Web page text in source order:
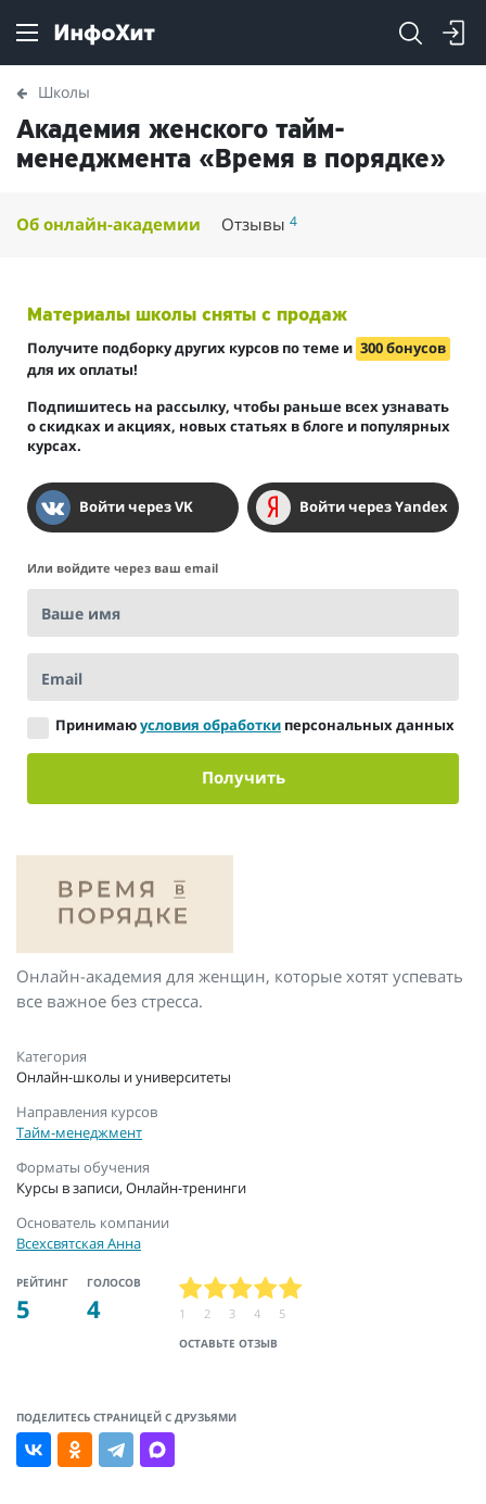
Школы
Академия женского тайм-
менеджмента «Время в порядке»
Об онлайн-академии Отзывы4
Онлайн-академия для женщин, которые хотят успевать
все важное без стресса.
Категория
Онлайн-школы и университеты
Направления курсов
Тайм-менеджмент
Форматы обучения
Курсы в записи, Онлайн-тренинги
Основатель компании
Всехсвятская Анна
РЕЙТИНГ
5
ГОЛОСОВ
4
ОСТАВЬТЕ ОТЗЫВ
1 2 3 4 5
ПОДЕЛИТЕСЬ СТРАНИЦЕЙ С ДРУЗЬЯМИ
Материалы школы сняты с продаж
Получите подборку других курсов по теме и 300 бонусов
для их оплаты!
Подпишитесь на рассылку, чтобы раньше всех узнавать
о скидках и акциях, новых статьях в блоге и популярных
курсах.
Войти через VK Войти через Yandex
Или войдите через ваш email
Ваше имя
Email
Принимаюусловия обработки персональных данных
Получить